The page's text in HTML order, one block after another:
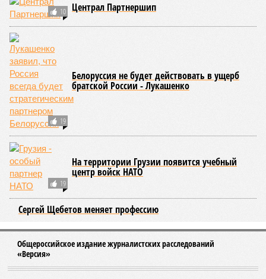
10 Централ Партнершип
19
Белоруссия не будет действовать в ущерб
братской России - Лукашенко
19
На территории Грузии появится учебный
центр войск НАТО
Сергей Щебетов меняет профессию
Общероссийское издание журналистских расследований
«Версия»